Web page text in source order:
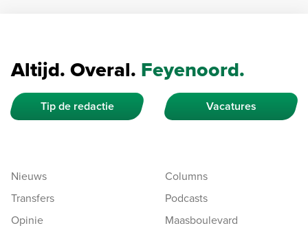
Altijd. Overal. Feyenoord.
Tip de redactie Vacatures
Nieuws
Transfers
Opinie
Columns
Podcasts
Maasboulevard